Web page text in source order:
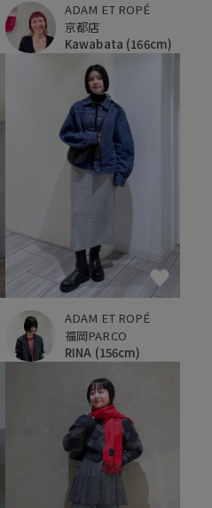
ADAM ET ROPÉ
京都店
Kawabata (166cm)
ADAM ET ROPÉ
福岡PARCO
RINA (156cm)